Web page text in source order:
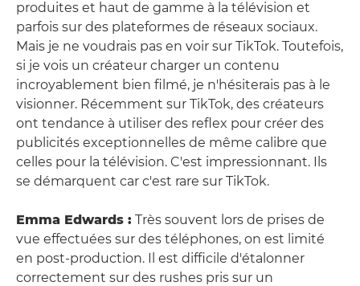
produites et haut de gamme à la télévision et
parfois sur des plateformes de réseaux sociaux.
Mais je ne voudrais pas en voir sur TikTok. Toutefois,
si je vois un créateur charger un contenu
incroyablement bien filmé, je n'hésiterais pas à le
visionner. Récemment sur TikTok, des créateurs
ont tendance à utiliser des reflex pour créer des
publicités exceptionnelles de même calibre que
celles pour la télévision. C'est impressionnant. Ils
se démarquent car c'est rare sur TikTok.
Emma Edwards : Très souvent lors de prises de
vue effectuées sur des téléphones, on est limité
en post-production. Il est difficile d'étalonner
correctement sur des rushes pris sur un